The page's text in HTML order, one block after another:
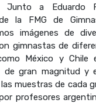
Junto a Eduardo
la FMG de
imágenes de
gimnastas de
México y Chile
gran magnitud y
muestras de cada
profesores